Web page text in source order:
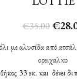
€35.00€
με αλυσίδα από
ορειχαλκο
33 εκ. και δένει